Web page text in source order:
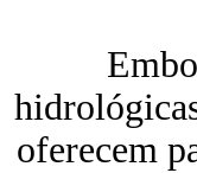
oferecem